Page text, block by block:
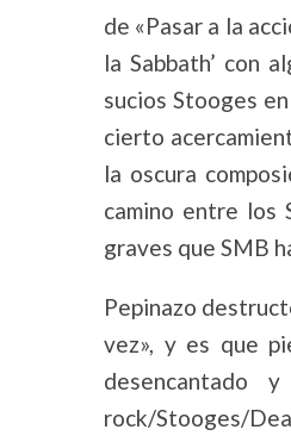
de «Pasar a la
la Sabbath’ con
sucios Stooges
cierto
la oscura
camino entre los
graves que SMB
Pepinazo
vez», y es que
desencantado
rock/Stooges/